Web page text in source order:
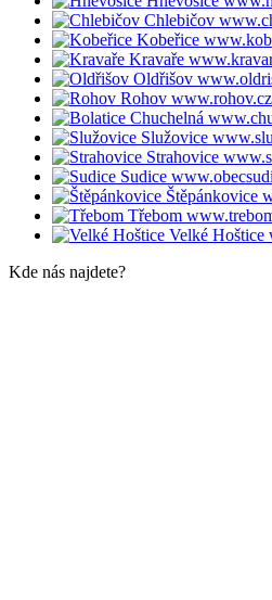
Chlebičov
Kobeřice
Kravaře
Oldřišov
Rohov www.rohov.cz
Chuchelná
Služovice
Strahovice
Sudice
Štěpánkovice
Třebom
Velké Hoštice
Kde nás najdete?